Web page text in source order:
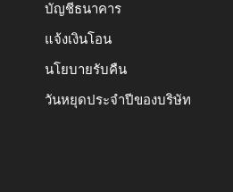
บัญชีธนาคาร
แจ้งเงินโอน
นโยบายรับคืน
วันหยุดประจำปีของบริษัท